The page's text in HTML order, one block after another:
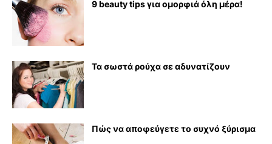
9 beauty tips για ομορφιά όλη μέρα!
Τα σωστά ρούχα σε αδυνατίζουν
Πώς να αποφεύγετε το συχνό ξύρισμα